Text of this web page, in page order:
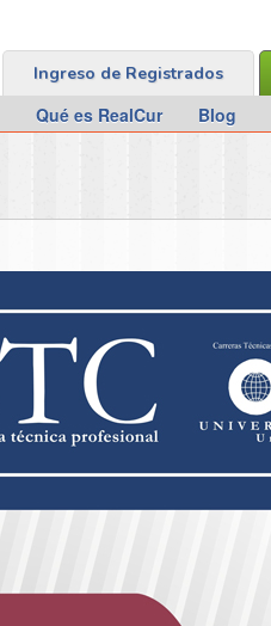
Ingreso de Registrados
Qué es RealCur Blog